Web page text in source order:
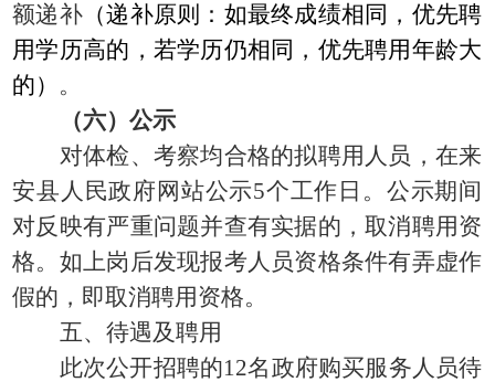
额递补 （递补原则：如最终成绩相同，优先聘
用学历高的，若学历仍相同，优先聘用年龄大
的） 。
（六）公示
对体检、考察均合格的拟聘用人员，在来
安县人民政府网站公示5个工作日。 公示期间
对反映有严重问题并查有实据的，取消聘用资
格。如上岗 后发现报考人员资格条件有弄虚作
假的，即取消聘用资格。
五、待遇及聘用
此次公开招聘的12名政府购买服务人员待